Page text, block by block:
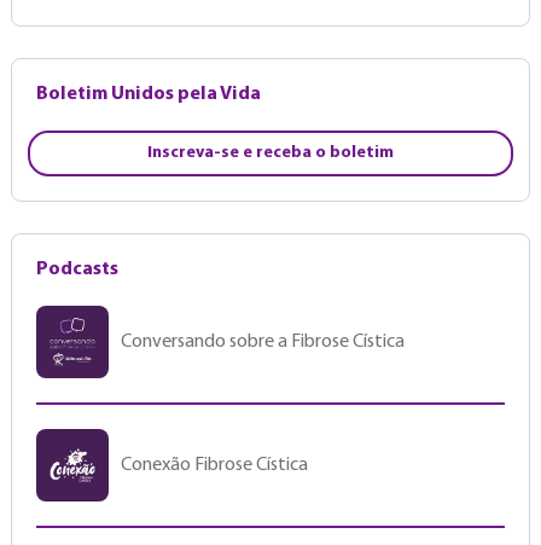
Boletim Unidos pela Vida
Inscreva-se e receba o boletim
Podcasts
Conversando sobre a Fibrose Cística
Conexão Fibrose Cística